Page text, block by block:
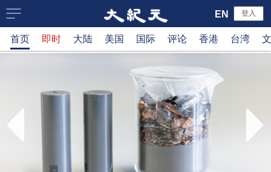
大
纪
新
登入
EN
首页 即时 大陆 美国 国际 评论 香港 台湾